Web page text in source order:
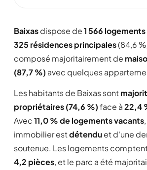
Baixasdispose de1 566 logements
325 résidences principales(84,6
composé majoritairement de
(87,7 %) avec quelques
Les habitants de Baixas sont
propriétaires (74,6 %)face à22,4
Avec11,0 % de logements vacants
immobilier estdétenduet d'une
soutenue. Les logements
4,2 pièces, et le parc a été